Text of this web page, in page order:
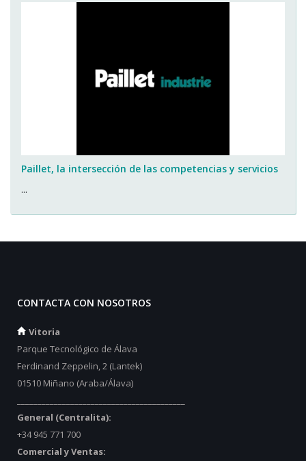
Paillet, la intersección de las competencias y servicios
...
CONTACTA CON NOSOTROS
Vitoria
Parque Tecnológico de Álava
Ferdinand Zeppelin, 2 (Lantek)
01510 Miñano (Araba/Álava)
General (Centralita):
+34 945 771 700
Comercial y Ventas: